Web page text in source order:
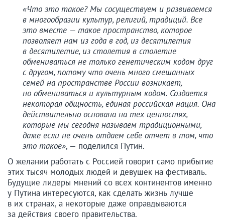
«Что это такое? Мы сосуществуем и развиваемся
в многообразии культур, религий, традиций. Все
это вместе — такое пространство, которое
позволяет нам из года в год, из десятилетия
в десятилетие, из столетия в столетие
обмениваться не только генетическим кодом друг
с другом, потому что очень много смешанных
семей на пространстве России возникает,
но обмениваться и культурным кодом. Создается
некоторая общность, единая российская нация. Она
действительно основана на тех ценностях,
которые мы сегодня называем традиционными,
даже если не очень отдаем себе отчет в том, что
это такое», — поделился Путин.
О желании работать с Россией говорит само прибытие
этих тысяч молодых людей и девушек на фестиваль.
Будущие лидеры мнений со всех континентов именно
у Путина интересуются, как сделать жизнь лучше
в их странах, а некоторые даже оправдываются
за действия своего правительства.